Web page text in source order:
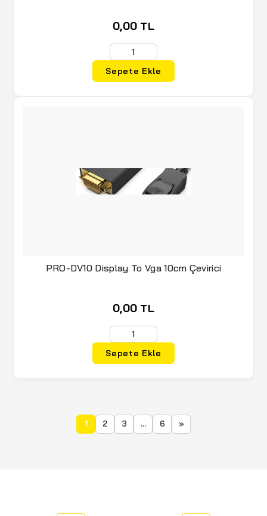
0,00 TL
Sepete Ekle
PRO-DV10 Display To Vga 10cm Çevirici
0,00 TL
Sepete Ekle
1 2 3 ... 6 »